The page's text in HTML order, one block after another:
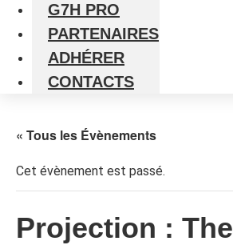
G7H PRO
PARTENAIRES
ADHÉRER
CONTACTS
« Tous les Évènements
Cet évènement est passé.
Projection : The